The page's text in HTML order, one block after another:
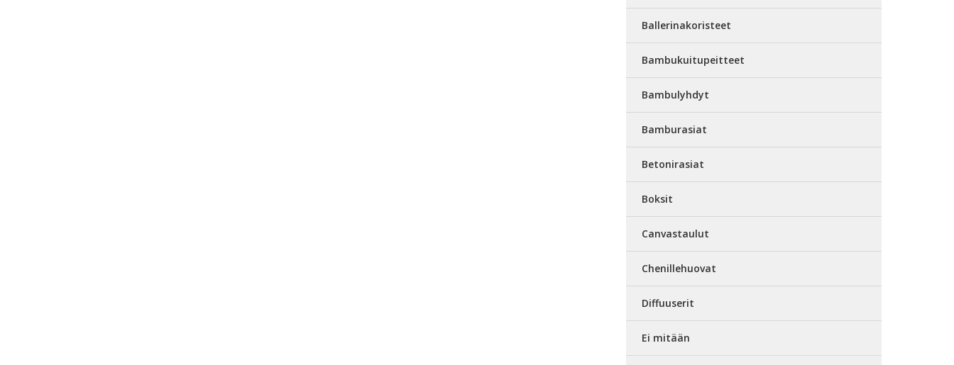
Ballerinakoristeet
Bambukuitupeitteet
Bambulyhdyt
Bamburasiat
Betonirasiat
Boksit
Canvastaulut
Chenillehuovat
Diffuuserit
Ei mitään